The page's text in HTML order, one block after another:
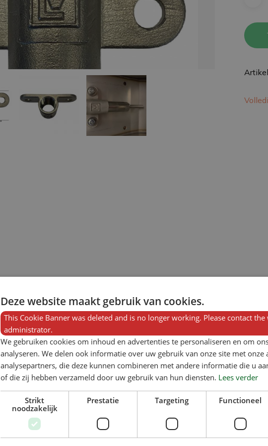
Deze website maakt gebruik van cookies.
This Cookie Banner was deleted and is no longer working. Please contact the
administrator.
We gebruiken cookies om inhoud en advertenties te personaliseren en om
analyseren. We delen ook informatie over uw gebruik van onze site met onze
analysepartners, die deze kunnen combineren met andere informatie die u
of die zij hebben verzameld door uw gebruik van hun diensten. Lees verder
Strikt
noodzakelijk
Prestatie Targeting Functioneel